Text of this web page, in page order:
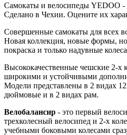
Самокаты и велосипеды YEDOO -
Сделано в Чехии. Оцените их
Совершенные самокаты для всех
Новая коллекция, новые формы,
покраска и только надувные
Высококачественные чешские 2-х
широкими и устойчивыми
Модели представлены в 2 видах
дюймовые и в 2 видах рам.
Велобалансир - это первый
трехколесный велосипед и 2-х
учебными боковыми колесами